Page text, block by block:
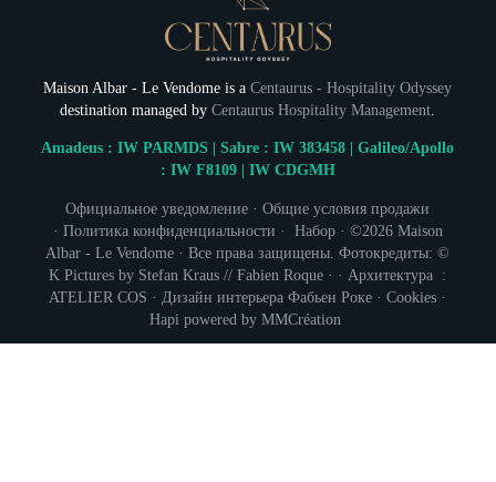
Maison Albar - Le Vendome is aCentaurus - Hospitality Odyssey
destination managed byCentaurus Hospitality Management
Amadeus : IW PARMDS | Sabre : IW 383458 | Galileo/Apollo
: IW F8109 | IW CDGMH
Официальное уведомление ·Общие условия продажи
· Политика конфиденциальности · Набор· ©2026 Maison
Albar - Le Vendome · Все права защищены. Фотокредиты: ©
K Pictures by Stefan Kraus // Fabien Roque · · Архитектура :
ATELIER COS · Дизайн интерьераФабьен Роке ·Cookies ·
Hapi powered byMMCréation